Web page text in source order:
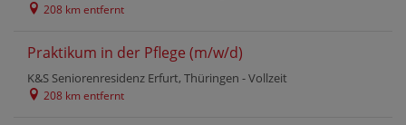
208 km entfernt
Praktikum in der Pflege (m/w/d)
K&S Seniorenresidenz Erfurt, Thüringen -Vollzeit
208 km entfernt